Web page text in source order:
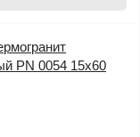
PN 0054 15х60